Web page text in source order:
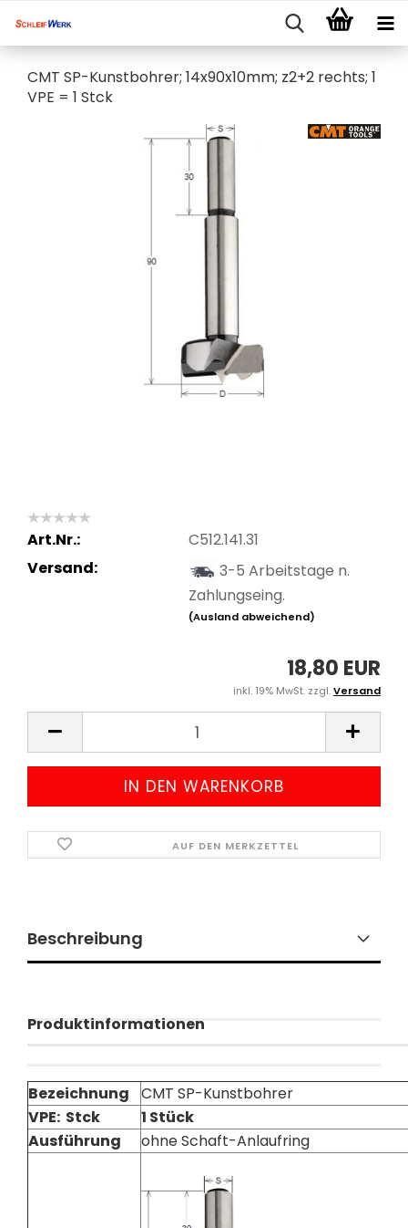
CMT SP-Kunstbohrer; 14x90x10mm; z2+2 rechts; 1
VPE = 1 Stck
Art.Nr.:
C512.141.31
Versand:
3-5 Arbeitstage n.
Zahlungseing.
(Ausland abweichend)
18,80 EUR
inkl. 19% MwSt. zzgl.Versand
AUF DEN MERKZETTEL
Beschreibung
Produktinformationen
Bezeichnung
CMT SP-Kunstbohrer
VPE: Stck
1 Stück
Ausführung
ohne Schaft-Anlaufring